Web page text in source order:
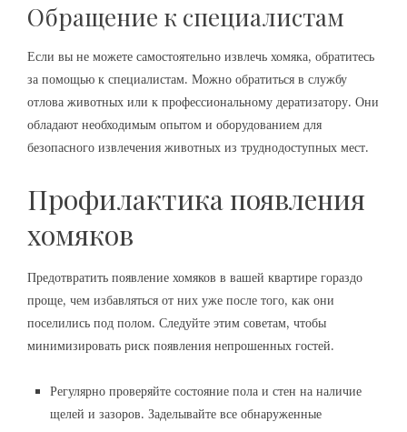
Обращение к специалистам
Если вы не можете самостоятельно извлечь хомяка, обратитесь
за помощью к специалистам. Можно обратиться в службу
отлова животных или к профессиональному дератизатору. Они
обладают необходимым опытом и оборудованием для
безопасного извлечения животных из труднодоступных мест.
Профилактика появления
хомяков
Предотвратить появление хомяков в вашей квартире гораздо
проще, чем избавляться от них уже после того, как они
поселились под полом. Следуйте этим советам, чтобы
минимизировать риск появления непрошенных гостей.
Регулярно проверяйте состояние пола и стен на наличие
щелей и зазоров. Заделывайте все обнаруженные